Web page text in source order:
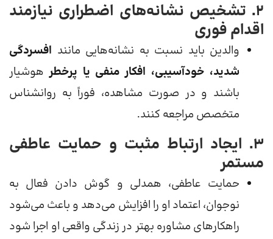
۲. تشخیص نشانه‌های اضطراری نیازمند
اقدام فوری
والدین باید نسبت به نشانه‌هایی مانند افسردگی
شدید، خودآسیبی، افکار منفی یا پرخطرهوشیار
باشند و در صورت مشاهده، فوراً به روانشناس
متخصص مراجعه کنند.
۳. ایجاد ارتباط مثبت و حمایت عاطفی
مستمر
حمایت عاطفی، همدلی و گوش دادن فعال به
نوجوان، اعتماد او را افزایش می‌دهد و باعث می‌شود
راهکارهای مشاوره بهتر در زندگی واقعی او اجرا شود